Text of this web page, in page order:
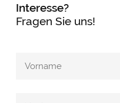
Interesse?
Fragen Sie uns!